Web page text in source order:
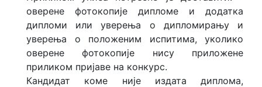
оверене фотокопије дипломе и додатка
дипломи или уверења о дипломирању и
уверeња о положеним испитима, уколико
оверене фотокопије нису приложене
приликом пријаве на конкурс.
Кандидат коме није издата диплома,